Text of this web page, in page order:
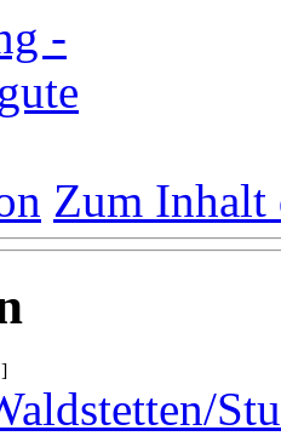
Zum Inhalt
]